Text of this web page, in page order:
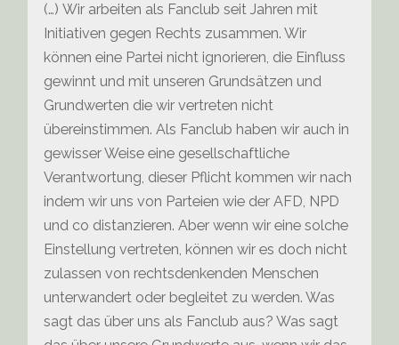
(…) Wir arbeiten als Fanclub seit Jahren mit
Initiativen gegen Rechts zusammen. Wir
können eine Partei nicht ignorieren, die Einfluss
gewinnt und mit unseren Grundsätzen und
Grundwerten die wir vertreten nicht
übereinstimmen. Als Fanclub haben wir auch in
gewisser Weise eine gesellschaftliche
Verantwortung, dieser Pflicht kommen wir nach
indem wir uns von Parteien wie der AFD, NPD
und co distanzieren. Aber wenn wir eine solche
Einstellung vertreten, können wir es doch nicht
zulassen von rechtsdenkenden Menschen
unterwandert oder begleitet zu werden. Was
sagt das über uns als Fanclub aus? Was sagt